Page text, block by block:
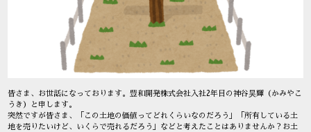
皆さま、お世話になっております。豊和開発株式会社入社2年目の神谷昊輝（かみやこ
うき）と申します。
突然ですが皆さま、「この土地の価値ってどれくらいなのだろう」「所有している土
地を売りたいけど、いくらで売れるだろう」などと考えたことはありませんか？お土